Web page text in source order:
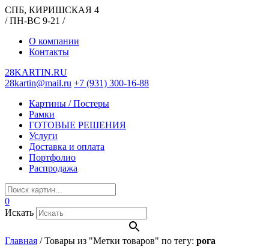
СПБ, КИРИШСКАЯ 4
/ ПН-ВС 9-21 /
О компании
Контакты
28KARTIN.RU
28kartin@mail.ru +7 (931) 300-16-88
Картины / Постеры
Рамки
ГОТОВЫЕ РЕШЕНИЯ
Услуги
Доставка и оплата
Портфолио
Распродажа
0
Искать
Главная /Товары из "Метки товаров" по тегу: рога